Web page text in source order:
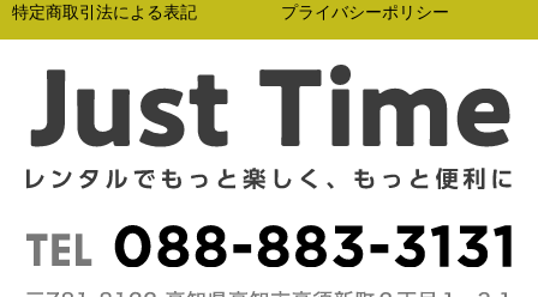
特定商取引法による表記 プライバシーポリシー